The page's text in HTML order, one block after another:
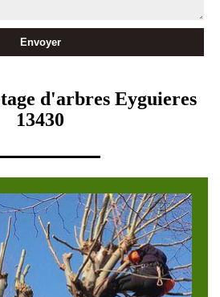
d'arbres Eyguieres
13430